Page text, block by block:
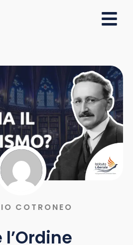
COTRONEO
l’Ordine